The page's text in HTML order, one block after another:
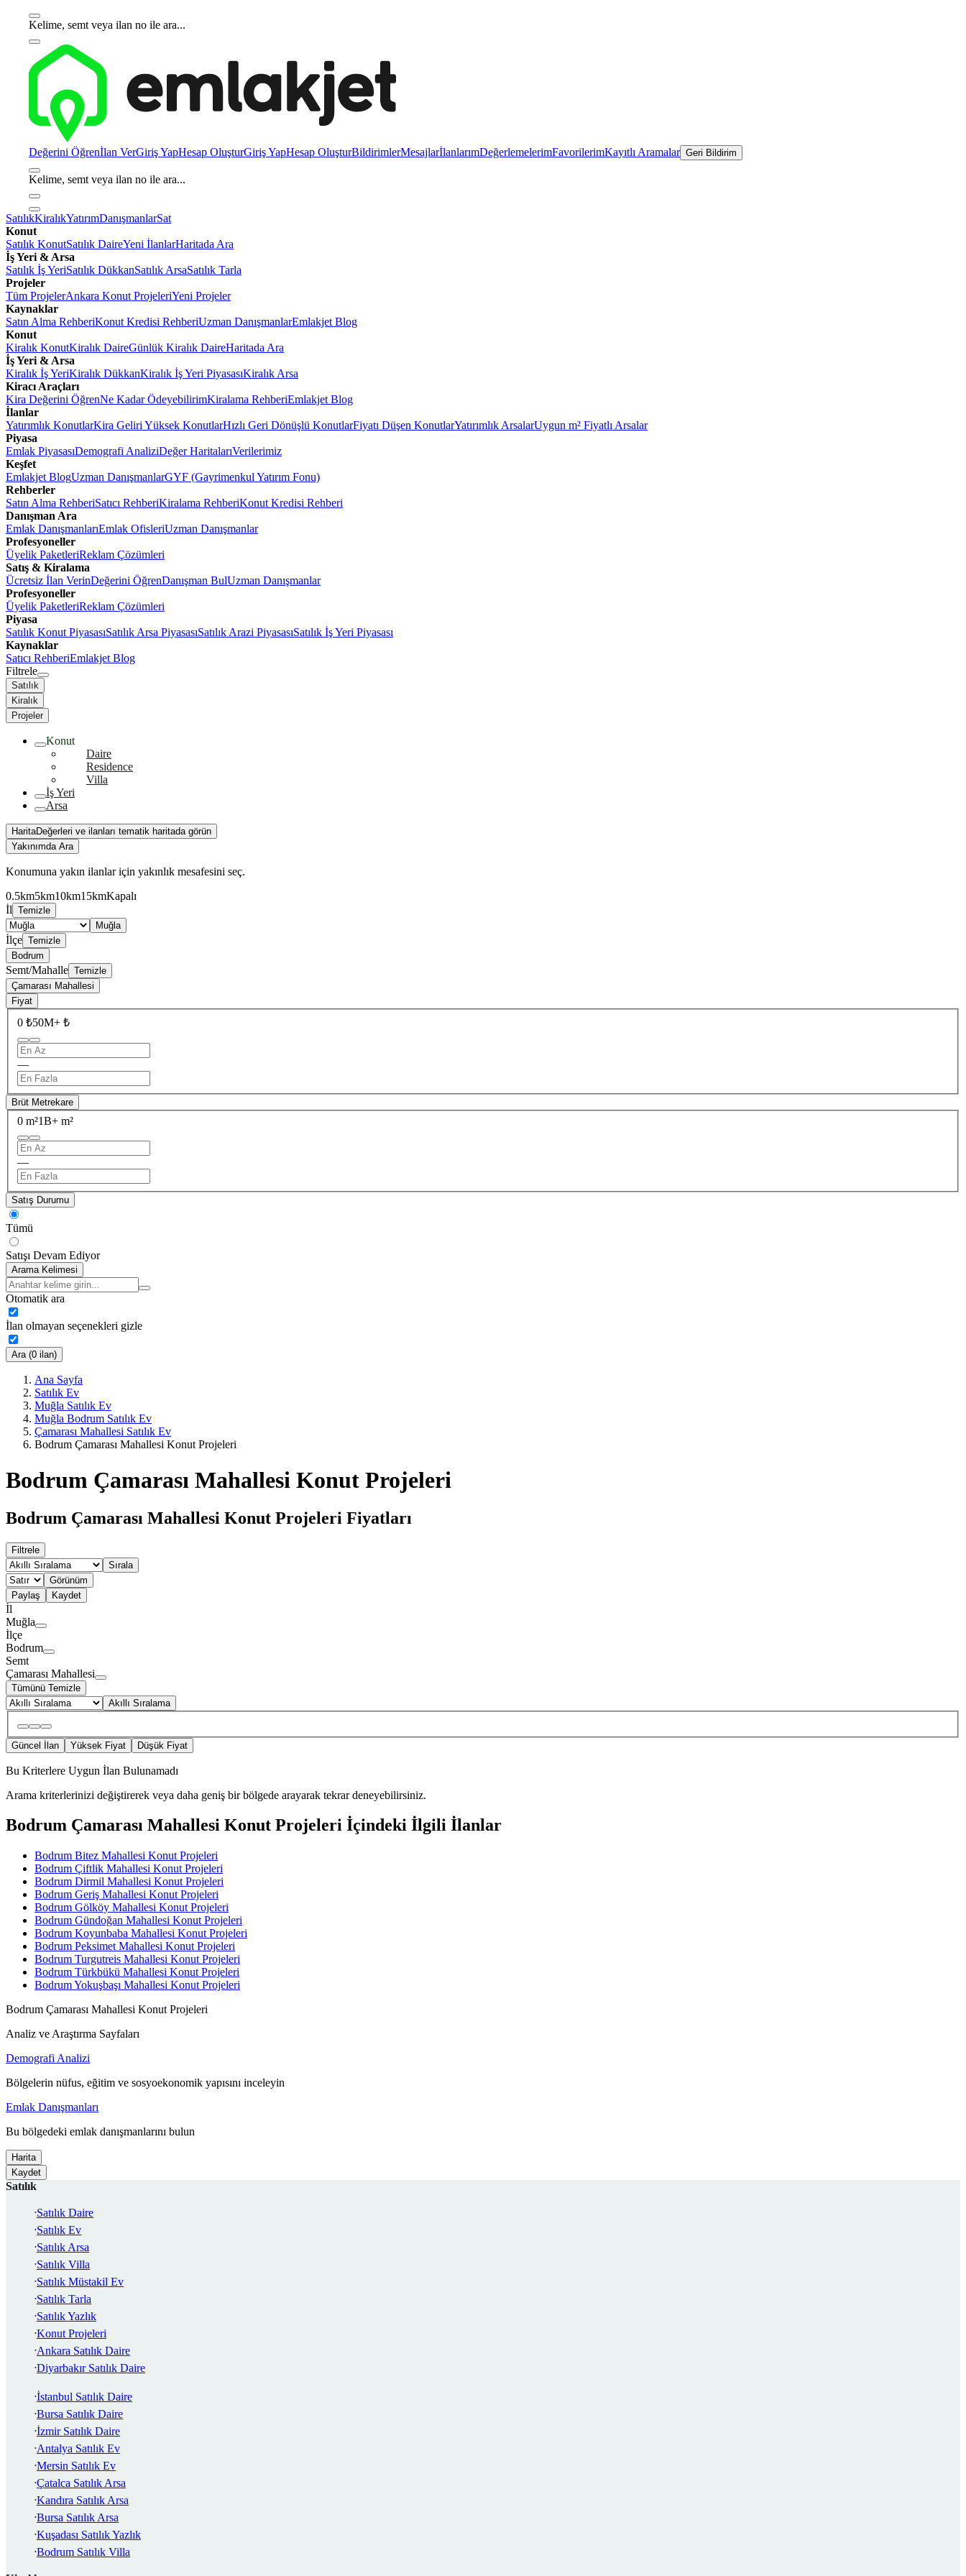
Kelime, semt veya ilan no ile ara...
Değerini Öğrenİlan VerGiriş YapHesap OluşturGiriş YapHesap OluşturBildirimlerMesajlarİlanlarımDeğerlemelerimFavorilerimKayıtlı Aramalar Geri Bildirim
Kelime, semt veya ilan no ile ara...
SatılıkKiralıkYatırımDanışmanlarSat
Konut
Satılık KonutSatılık DaireYeni İlanlarHaritada Ara
İş Yeri & Arsa
Satılık İş YeriSatılık DükkanSatılık ArsaSatılık Tarla
Projeler
Tüm ProjelerAnkara Konut ProjeleriYeni Projeler
Kaynaklar
Satın Alma RehberiKonut Kredisi RehberiUzman DanışmanlarEmlakjet Blog
Konut
Kiralık KonutKiralık DaireGünlük Kiralık DaireHaritada Ara
İş Yeri & Arsa
Kiralık İş YeriKiralık DükkanKiralık İş Yeri PiyasasıKiralık Arsa
Kiracı Araçları
Kira Değerini ÖğrenNe Kadar ÖdeyebilirimKiralama RehberiEmlakjet Blog
İlanlar
Yatırımlık KonutlarKira Geliri Yüksek KonutlarHızlı Geri Dönüşlü KonutlarFiyatı Düşen KonutlarYatırımlık ArsalarUygun m² Fiyatlı Arsalar
Piyasa
Emlak PiyasasıDemografi AnaliziDeğer HaritalarıVerilerimiz
Keşfet
Emlakjet BlogUzman DanışmanlarGYF (Gayrimenkul Yatırım Fonu)
Rehberler
Satın Alma RehberiSatıcı RehberiKiralama RehberiKonut Kredisi Rehberi
Danışman Ara
Emlak DanışmanlarıEmlak OfisleriUzman Danışmanlar
Profesyoneller
Üyelik PaketleriReklam Çözümleri
Satış & Kiralama
Ücretsiz İlan VerinDeğerini ÖğrenDanışman BulUzman Danışmanlar
Profesyoneller
Üyelik PaketleriReklam Çözümleri
Piyasa
Satılık Konut PiyasasıSatılık Arsa PiyasasıSatılık Arazi PiyasasıSatılık İş Yeri Piyasası
Kaynaklar
Satıcı RehberiEmlakjet Blog
Filtrele
Satılık
Kiralık
Projeler
Konut
Daire
Residence
Villa
İş Yeri
Arsa
HaritaDeğerleri ve ilanları tematik haritada görün
Yakınımda Ara
Konumuna yakın ilanlar için yakınlık mesafesini seç.
0.5km5km10km15kmKapalı
İl Temizle
Muğla
İlçe Temizle
Bodrum
Semt/Mahalle Temizle
Çamarası Mahallesi
Fiyat
0 ₺50M+ ₺
—
Brüt Metrekare
0 m²1B+ m²
—
Satış Durumu
Tümü
Satışı Devam Ediyor
Arama Kelimesi
Otomatik ara
İlan olmayan seçenekleri gizle
Ara (0 ilan)
Ana Sayfa
Satılık Ev
Muğla Satılık Ev
Muğla Bodrum Satılık Ev
Çamarası Mahallesi Satılık Ev
Bodrum Çamarası Mahallesi Konut Projeleri
Bodrum Çamarası Mahallesi Konut Projeleri
Bodrum Çamarası Mahallesi Konut Projeleri Fiyatları
Filtrele
Sırala
Görünüm
Paylaş
Kaydet
İl
Muğla
İlçe
Bodrum
Semt
Çamarası Mahallesi
Tümünü Temizle
Akıllı Sıralama
Güncel İlan Yüksek Fiyat Düşük Fiyat
Bu Kriterlere Uygun İlan Bulunamadı
Arama kriterlerinizi değiştirerek veya daha geniş bir bölgede arayarak tekrar deneyebilirsiniz.
Bodrum Çamarası Mahallesi Konut Projeleri İçindeki İlgili İlanlar
Bodrum Bitez Mahallesi Konut Projeleri
Bodrum Çiftlik Mahallesi Konut Projeleri
Bodrum Dirmil Mahallesi Konut Projeleri
Bodrum Geriş Mahallesi Konut Projeleri
Bodrum Gölköy Mahallesi Konut Projeleri
Bodrum Gündoğan Mahallesi Konut Projeleri
Bodrum Koyunbaba Mahallesi Konut Projeleri
Bodrum Peksimet Mahallesi Konut Projeleri
Bodrum Turgutreis Mahallesi Konut Projeleri
Bodrum Türkbükü Mahallesi Konut Projeleri
Bodrum Yokuşbaşı Mahallesi Konut Projeleri
Bodrum Çamarası Mahallesi Konut Projeleri
Analiz ve Araştırma Sayfaları
Demografi Analizi
Bölgelerin nüfus, eğitim ve sosyoekonomik yapısını inceleyin
Emlak Danışmanları
Bu bölgedeki emlak danışmanlarını bulun
Harita
Kaydet
Satılık
Satılık Daire
Satılık Ev
Satılık Arsa
Satılık Villa
Satılık Müstakil Ev
Satılık Tarla
Satılık Yazlık
Konut Projeleri
Ankara Satılık Daire
Diyarbakır Satılık Daire
İstanbul Satılık Daire
Bursa Satılık Daire
İzmir Satılık Daire
Antalya Satılık Ev
Mersin Satılık Ev
Çatalca Satılık Arsa
Kandıra Satılık Arsa
Bursa Satılık Arsa
Kuşadası Satılık Yazlık
Bodrum Satılık Villa